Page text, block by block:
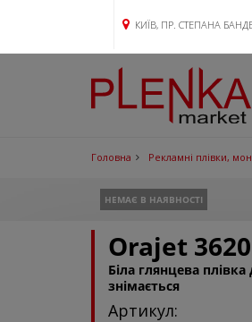
КИЇВ, ПР. СТЕПАНА
Головна Рекламні плівки,
НЕМАЄ В НАЯВНОСТІ
Orajet
Біла глянцева
знімається
Артикул: